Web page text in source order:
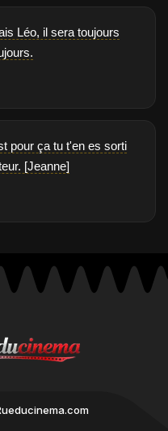
Léo, il sera toujours
pour ça tu t'en es sorti
[Jeanne]